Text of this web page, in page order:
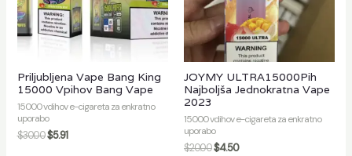
Priljubljena Vape Bang King
15000 Vpihov Bang Vape
15000 vdihov e-cigareta za enkratno
uporabo
$30.00$5.91
JOYMY ULTRA15000Pih
Najboljša Jednokratna Vape
2023
15000 vdihov e-cigareta za enkratno
uporabo
$20.00$4.50